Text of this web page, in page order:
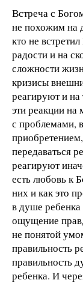
Встреча с
не похожим на
кто не
радости и на
сложности
кризисы
реагируют и
эти реакции на
с проблемами,
передаваться
реагируют
есть любовь к
них и как это
в душе ребенка
ощущение
не понятой
правильность
правильность
ребенка. И